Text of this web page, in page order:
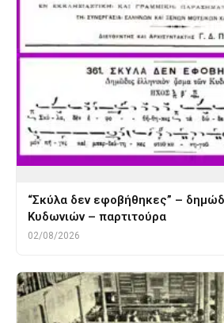
“Σκύλα δεν εφοβήθηκες” –
Κυδωνιών – παρτιτούρα
02/08/2026